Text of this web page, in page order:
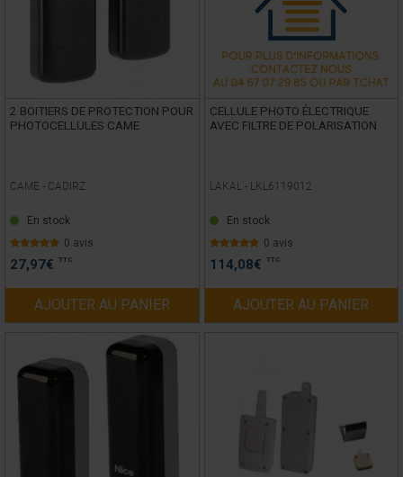
2 BOITIERS DE PROTECTION POUR
PHOTOCELLULES CAME
CAME - CADIRZ
En stock
0 avis
27,97€ TTC
AJOUTER AU PANIER
CELLULE PHOTO ÉLECTRIQUE
AVEC FILTRE DE POLARISATION
LAKAL - LKL6119012
En stock
0 avis
114,08€ TTC
AJOUTER AU PANIER